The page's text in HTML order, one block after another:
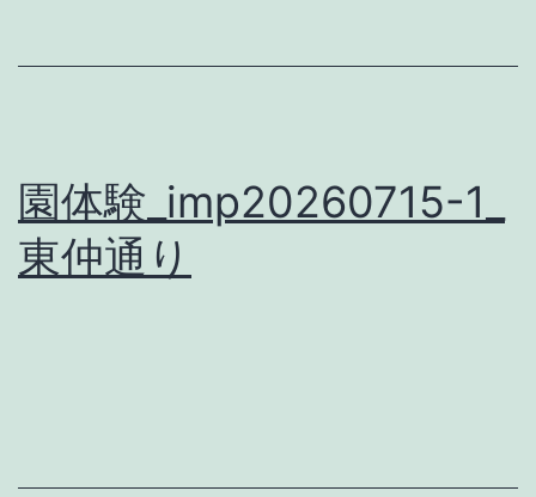
園体験_imp20260715-1_
東仲通り